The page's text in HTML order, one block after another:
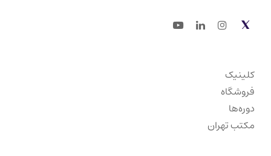
Twitter
Instagram
LinkedIn
Youtube
کلینیک
فروشگاه
دوره‌ها
مکتب تهران